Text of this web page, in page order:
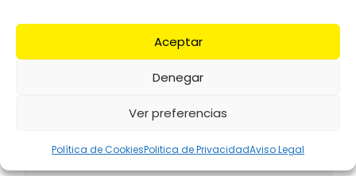
Aceptar
Denegar
Ver preferencias
Política de CookiesPolitica de PrivacidadAviso Legal